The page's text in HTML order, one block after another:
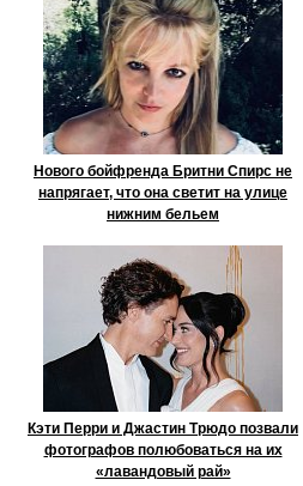
Нового бойфренда Бритни Спирс не
напрягает, что она светит на улице
нижним бельем
Кэти Перри и Джастин Трюдо позвали
фотографов полюбоваться на их
«лавандовый рай»